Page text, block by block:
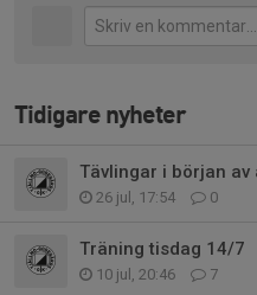
Tidigare nyheter
Tävlingar i början av
26 jul, 17:54 0
Träning tisdag 14/7
10 jul, 20:46 7